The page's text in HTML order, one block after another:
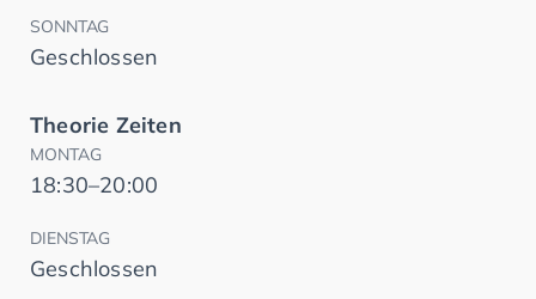
SONNTAG
Geschlossen
Theorie Zeiten
MONTAG
18:30–20:00
DIENSTAG
Geschlossen